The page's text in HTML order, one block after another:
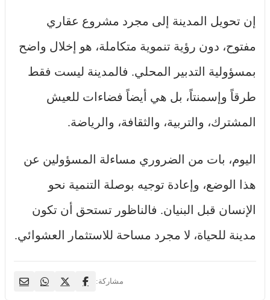
إن تحويل المدينة إلى مجرد مشروع عقاري
مفتوح، دون رؤية تنموية متكاملة، هو إخلال واضح
بمسؤولية التدبير المحلي. فالمدينة ليست فقط
طرقاً وإسمنتاً، بل هي أيضاً فضاءات للعيش
المشترك، والتربية، والثقافة، والرياضة.
اليوم، بات من الضروري مساءلة المسؤولين عن
هذا الوضع، وإعادة توجيه بوصلة التنمية نحو
الإنسان قبل البنيان. فالناظور تستحق أن تكون
مدينة للحياة، لا مجرد مساحة للاستثمار العشوائي.
مشاركة: